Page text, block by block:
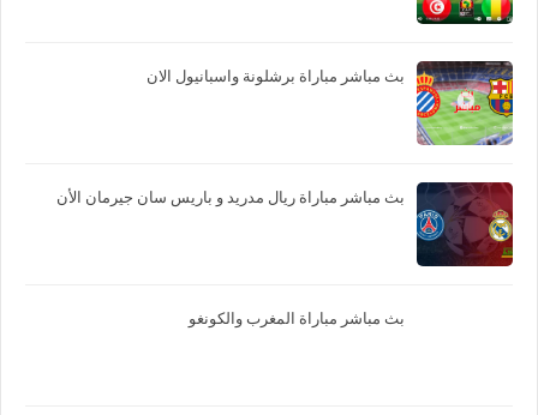
بث مباشر مباراة برشلونة واسبانيول الان
بث مباشر مباراة ريال مدريد و باريس سان جيرمان الأن
بث مباشر مباراة المغرب والكونغو